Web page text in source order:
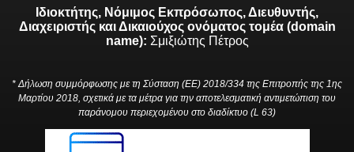
Ιδιοκτήτης, Νόμιμος Εκπρόσωπος, Διευθυντής,
Διαχειριστής και Δικαιούχος ονόματος τομέα (domain
name): Σμιξιώτης Πέτρος
* Δήλωση συμμόρφωσης με τη Σύσταση (ΕΕ) 2018/334 της Επιτροπής της 1ης
Μαρτίου 2018, σχετικά με τα μέτρα για την αποτελεσματική αντιμετώπιση του
παράνομου περιεχομένου στο διαδίκτυο (L 63)